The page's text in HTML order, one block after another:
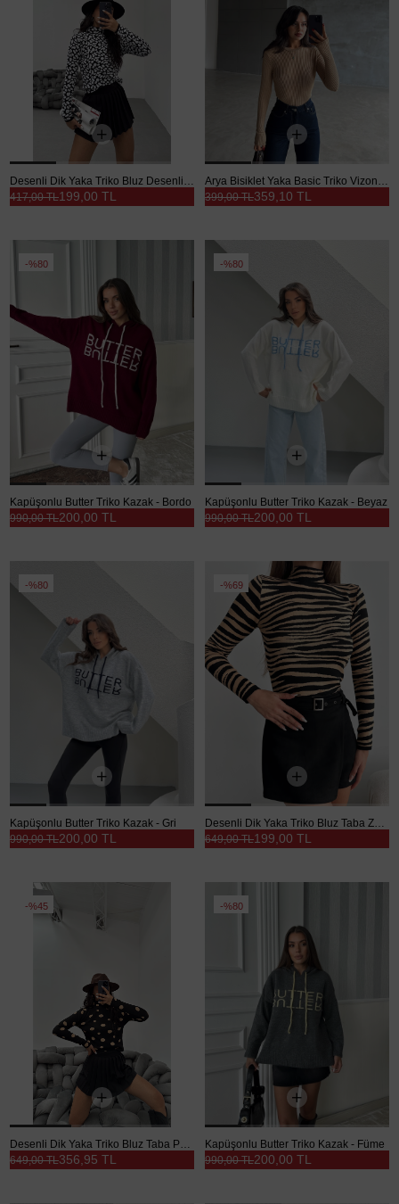
199,00 TL
417,00 TL 359,10 TL
399,00 TL
%80
Kapüşonlu Butter Triko Kazak - Bordo
200,00 TL
990,00 TL
%80
Kapüşonlu Butter Triko Kazak - Beyaz
200,00 TL
990,00 TL
%80
Kapüşonlu Butter Triko Kazak - Gri
200,00 TL
990,00 TL
%69
Desenli Dik Yaka Triko Bluz Taba Zebra - Taba-Zebra
199,00 TL
649,00 TL
%45
Desenli Dik Yaka Triko Bluz Taba Puantiye - Taba-Puantiye
356,95 TL
649,00 TL
%80
Kapüşonlu Butter Triko Kazak - Füme
200,00 TL
990,00 TL